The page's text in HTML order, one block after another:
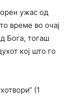
ужас од
време во очај
Бога, тогаш
кој што го
(1